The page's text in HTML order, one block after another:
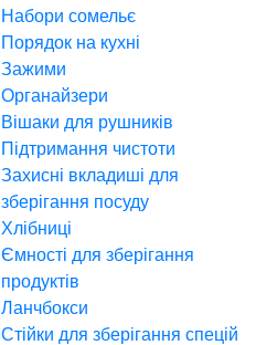
Набори сомельє
Порядок на кухні
Зажими
Органайзери
Вішаки для рушників
Підтримання чистоти
Захисні вкладиші для
зберігання посуду
Хлібниці
Ємності для зберігання
продуктів
Ланчбокси
Стійки для зберігання спецій